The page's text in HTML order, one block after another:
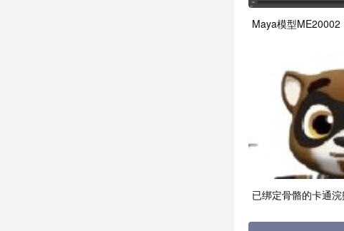
Maya模型ME20002
已绑定骨骼的卡通